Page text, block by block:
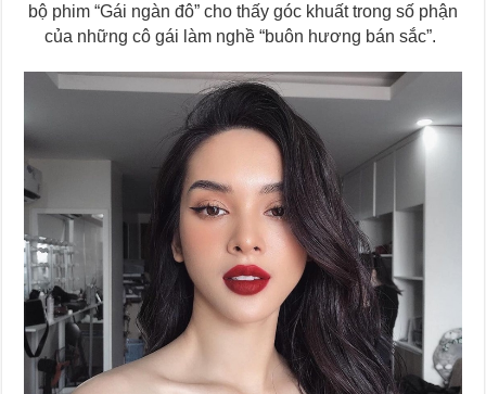
bộ phim “Gái ngàn đô” cho thấy góc khuất trong số phận
của những cô gái làm nghề “buôn hương bán sắc”.